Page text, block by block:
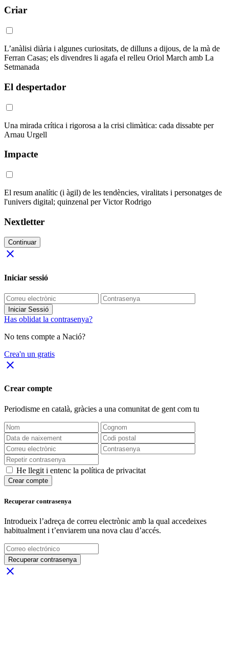
Criar
L’anàlisi diària i algunes curiositats, de dilluns a dijous, de la mà de
Ferran Casas; els divendres li agafa el relleu Oriol March amb La
Setmanada
El despertador
Una mirada crítica i rigorosa a la crisi climàtica: cada dissabte per
Arnau Urgell
Impacte
El resum analític (i àgil) de les tendències, viralitats i personatges de
l'univers digital; quinzenal per Victor Rodrigo
Nextletter
Continuar
close
Iniciar sessió
Iniciar Sessió
Has oblidat la contrasenya?
No tens compte a Nació?
Crea'n un gratis
close
Crear compte
Periodisme en català, gràcies a una comunitat de gent com tu
He llegit i entenc la política de privacitat
Crear compte
Recuperar contrasenya
Introdueix l’adreça de correu electrònic amb la qual accedeixes
habitualment i t’enviarem una nova clau d’accés.
Recuperar contrasenya
close